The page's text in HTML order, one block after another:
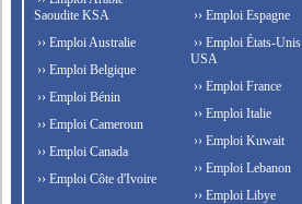
Saoudite KSA
›› Emploi Australie
›› Emploi Belgique
›› Emploi Bénin
›› Emploi Cameroun
›› Emploi Canada
›› Emploi Côte d'Ivoire
›› Emploi Espagne
›› Emploi États-Unis
USA
›› Emploi France
›› Emploi Italie
›› Emploi Kuwait
›› Emploi Lebanon
›› Emploi Libye